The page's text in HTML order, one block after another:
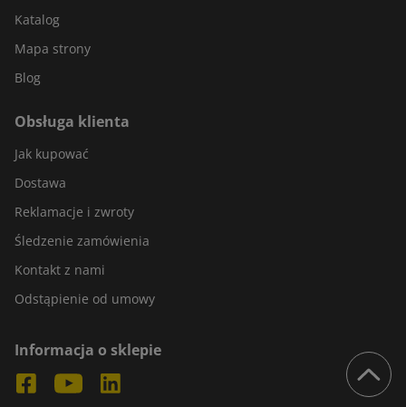
Katalog
Mapa strony
Blog
Obsługa klienta
Jak kupować
Dostawa
Reklamacje i zwroty
Śledzenie zamówienia
Kontakt z nami
Odstąpienie od umowy
Informacja o sklepie